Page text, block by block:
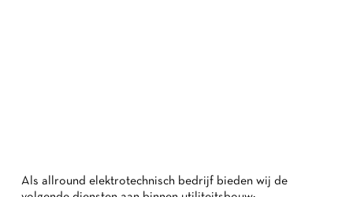
Als allround elektrotechnisch bedrijf bieden wij de